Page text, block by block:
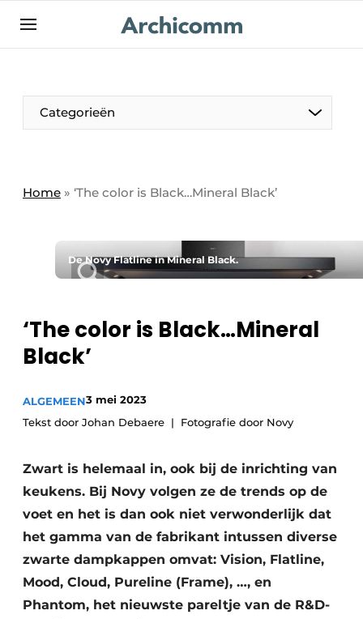
NL be-FR
Categorieën
Home » ‘The color is Black…Mineral Black’
De Novy Flatline in Mineral Black.
‘The color is Black…Mineral
Black’
ALGEMEEN3 mei 2023
Tekst door Johan Debaere
Fotografie door Novy
Zwart is helemaal in, ook bij de inrichting van
keukens. Bij Novy volgen ze de trends op de
voet en het is dan ook niet verwonderlijk dat
het gamma van de fabrikant intussen diverse
zwarte dampkappen omvat: Vision, Flatline,
Mood, Cloud, Pureline (Frame), …, en
Phantom, het nieuwste pareltje van de R&D-